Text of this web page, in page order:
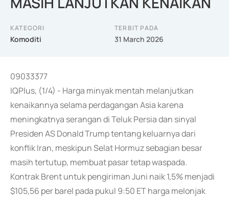
KATEGORI
Komoditi
TERBIT PADA
31 March 2026
09033377
IQPlus, (1/4) - Harga minyak mentah melanjutkan
kenaikannya selama perdagangan Asia karena
meningkatnya serangan di Teluk Persia dan sinyal
Presiden AS Donald Trump tentang keluarnya dari
konflik Iran, meskipun Selat Hormuz sebagian besar
masih tertutup, membuat pasar tetap waspada.
Kontrak Brent untuk pengiriman Juni naik 1,5% menjadi
$105,56 per barel pada pukul 9:50 ET harga melonjak